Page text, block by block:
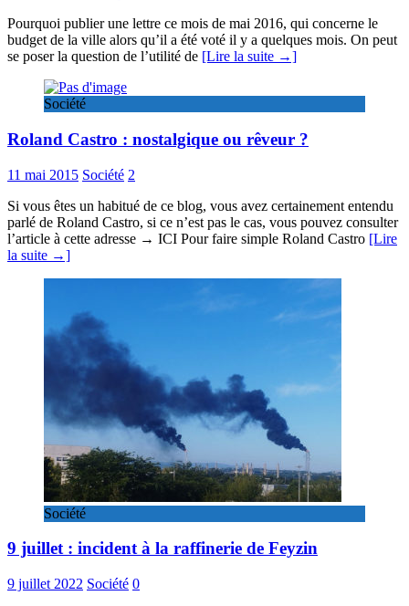
Pourquoi publier une lettre ce mois de mai 2016, qui concerne le
budget de la ville alors qu’il a été voté il y a quelques mois. On peut
se poser la question de l’utilité de [Lire la suite →]
Société
Roland Castro : nostalgique ou rêveur ?
11 mai 2015 Société 2
Si vous êtes un habitué de ce blog, vous avez certainement entendu
parlé de Roland Castro, si ce n’est pas le cas, vous pouvez consulter
l’article à cette adresse → ICI Pour faire simple Roland Castro [Lire
la suite →]
Société
9 juillet : incident à la raffinerie de Feyzin
9 juillet 2022 Société 0